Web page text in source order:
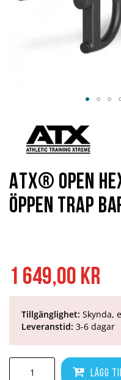
1 649,00 kr
Lägg
Tillgänglighet: Skynda,
Leveranstid: 3-6 dagar
ATX® Open
öppen Trap
början
bildgalleriet